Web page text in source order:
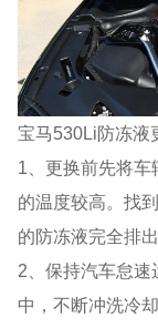
宝马530Li防冻液
1、更换前先将
的温度较高。找
的防冻液完全排出
2、保持汽车怠
中，不断冲洗冷